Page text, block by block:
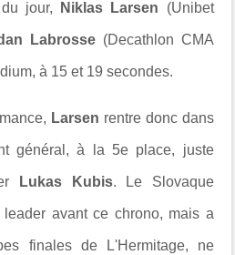
jour, Niklas Larsen (Unibet
Labrosse (Decathlon CMA
à 15 et 19 secondes.
Larsen rentre donc dans
général, à la 5e place, juste
Lukas Kubis. Le Slovaque
avant ce chrono, mais a
finales de L'Hermitage, ne